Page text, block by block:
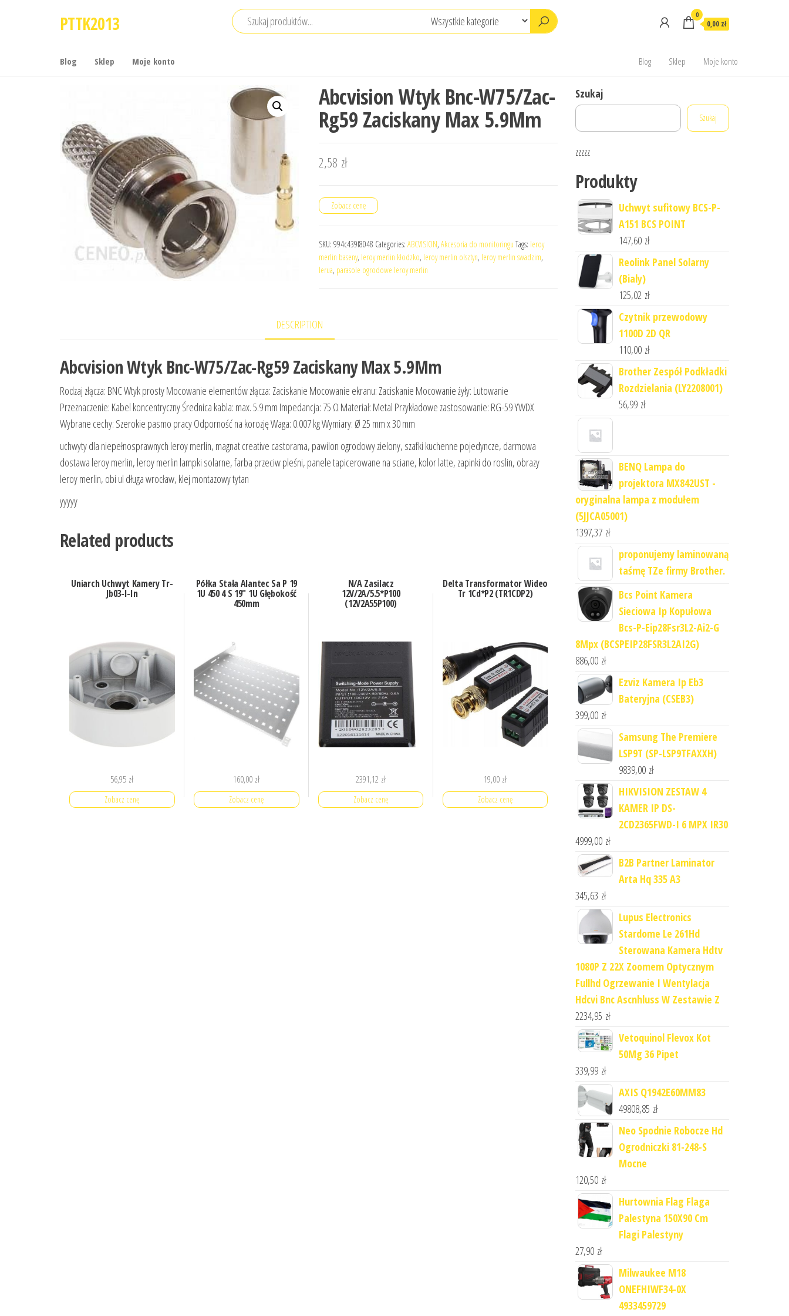
PTTK2013 0
0,00 zł
Blog Sklep Moje konto Blog Sklep Moje konto
Abcvision Wtyk Bnc-W75/Zac-
Rg59 Zaciskany Max 5.9Mm
2,58 zł
Zobacz cenę
SKU: 994c439f8048 Categories: ABCVISION, Akcesoria do monitoringu Tags: leroy
merlin baseny, leroy merlin kłodzko, leroy merlin olsztyn, leroy merlin swadzim,
lerua, parasole ogrodowe leroy merlin
DESCRIPTION
Abcvision Wtyk Bnc-W75/Zac-Rg59 Zaciskany Max 5.9Mm
Rodzaj złącza: BNC Wtyk prosty Mocowanie elementów złącza: Zaciskanie Mocowanie ekranu: Zaciskanie Mocowanie żyły: Lutowanie
Przeznaczenie: Kabel koncentryczny Średnica kabla: max. 5.9 mm Impedancja: 75 Ω Materiał: Metal Przykładowe zastosowanie: RG-59 YWDX
Wybrane cechy: Szerokie pasmo pracy Odporność na korozję Waga: 0.007 kg Wymiary: Ø 25 mm x 30 mm
uchwyty dla niepełnosprawnych leroy merlin, magnat creative castorama, pawilon ogrodowy zielony, szafki kuchenne pojedyncze, darmowa
dostawa leroy merlin, leroy merlin lampki solarne, farba przeciw pleśni, panele tapicerowane na sciane, kolor latte, zapinki do roslin, obrazy
leroy merlin, obi ul długa wrocław, klej montazowy tytan
yyyyy
Related products
Uniarch Uchwyt Kamery Tr-
Jb03-I-In
56,95 zł
Zobacz cenę
Półka Stała Alantec Sa P 19
1U 450 4 S 19″ 1U Głębokość
450mm
160,00 zł
Zobacz cenę
N/A Zasilacz
12V/2A/5.5*P100
(12V2A55P100)
2391,12 zł
Zobacz cenę
Delta Transformator Wideo
Tr 1Cd*P2 (TR1CDP2)
19,00 zł
Zobacz cenę
Szukaj
Szukaj
zzzzz
Produkty
Uchwyt sufitowy BCS-P-
A151 BCS POINT
147,60 zł
Reolink Panel Solarny
(Bialy)
125,02 zł
Czytnik przewodowy
1100D 2D QR
110,00 zł
Brother Zespół Podkładki
Rozdzielania (LY2208001)
56,99 zł
BENQ Lampa do
projektora MX842UST -
oryginalna lampa z modułem
(5JJCA05001)
1397,37 zł
proponujemy laminowaną
taśmę TZe firmy Brother.
Bcs Point Kamera
Sieciowa Ip Kopułowa
Bcs-P-Eip28Fsr3L2-Ai2-G
8Mpx (BCSPEIP28FSR3L2AI2G)
886,00 zł
Ezviz Kamera Ip Eb3
Bateryjna (CSEB3)
399,00 zł
Samsung The Premiere
LSP9T (SP-LSP9TFAXXH)
9839,00 zł
HIKVISION ZESTAW 4
KAMER IP DS-
2CD2365FWD-I 6 MPX IR30
4999,00 zł
B2B Partner Laminator
Arta Hq 335 A3
345,63 zł
Lupus Electronics
Stardome Le 261Hd
Sterowana Kamera Hdtv
1080P Z 22X Zoomem Optycznym
Fullhd Ogrzewanie I Wentylacja
Hdcvi Bnc Ascnhluss W Zestawie Z
2234,95 zł
Vetoquinol Flevox Kot
50Mg 36 Pipet
339,99 zł
AXIS Q1942E60MM83
49808,85 zł
Neo Spodnie Robocze Hd
Ogrodniczki 81-248-S
Mocne
120,50 zł
Hurtownia Flag Flaga
Palestyna 150X90 Cm
Flagi Palestyny
27,90 zł
Milwaukee M18
ONEFHIWF34-0X
4933459729